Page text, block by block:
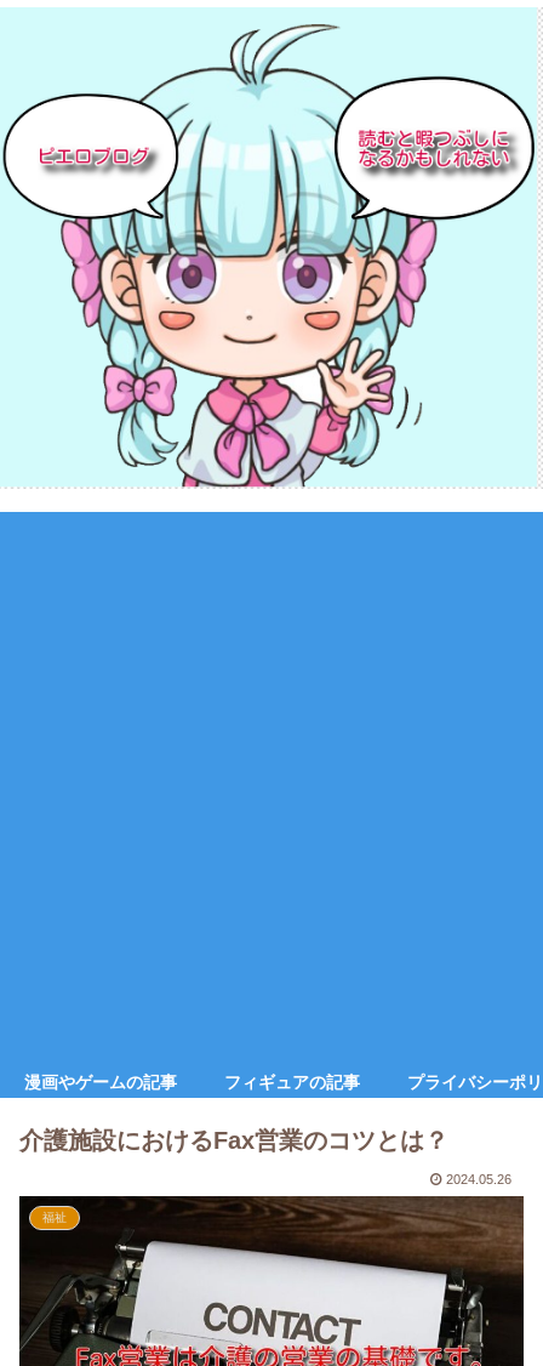
漫画やゲームの記事 フィギュアの記事 プライバシーポ
介護施設におけるFax営業のコツとは？
2024.05.26
福祉